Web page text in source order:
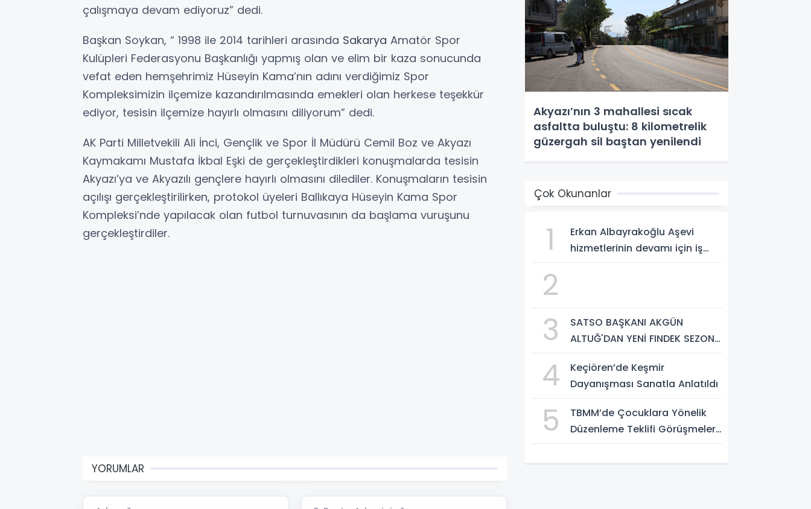
çalışmaya devam ediyoruz” dedi.
Başkan Soykan, “ 1998 ile 2014 tarihleri arasında Sakarya Amatör Spor
Kulüpleri Federasyonu Başkanlığı yapmış olan ve elim bir kaza sonucunda
vefat eden hemşehrimiz Hüseyin Kama’nın adını verdiğimiz Spor
Kompleksimizin ilçemize kazandırılmasında emekleri olan herkese teşekkür
ediyor, tesisin ilçemize hayırlı olmasını diliyorum” dedi.
AK Parti Milletvekili Ali İnci, Gençlik ve Spor İl Müdürü Cemil Boz ve Akyazı
Kaymakamı Mustafa İkbal Eşki de gerçekleştirdikleri konuşmalarda tesisin
Akyazı’ya ve Akyazılı gençlere hayırlı olmasını dilediler. Konuşmaların tesisin
açılışı gerçekleştirilirken, protokol üyeleri Ballıkaya Hüseyin Kama Spor
Kompleksi’nde yapılacak olan futbol turnuvasının da başlama vuruşunu
gerçekleştirdiler.
YORUMLAR
Akyazı’nın 3 mahallesi sıcak
asfaltta buluştu: 8 kilometrelik
güzergah sil baştan yenilendi
Çok Okunanlar
1
Erkan Albayrakoğlu Aşevi
hizmetlerinin devamı için iş
2
3
SATSO BAŞKANI AKGÜN
ALTUĞ'DAN YENİ FINDEK SEZONU
4
Keçiören’de Keşmir
Dayanışması Sanatla Anlatıldı
5
TBMM’de Çocuklara Yönelik
Düzenleme Teklifi Görüşmeleri